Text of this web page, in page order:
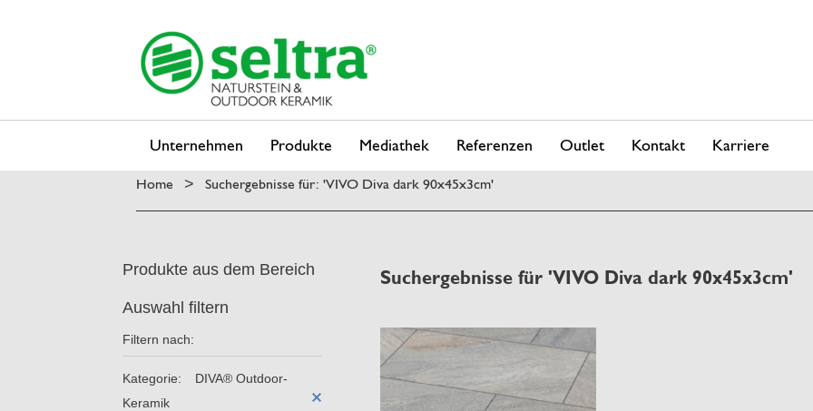
Unternehmen Produkte Mediathek Referenzen Outlet Kontakt Karriere
Home > Suchergebnisse für: 'VIVO Diva dark 90x45x3cm'
Produkte aus dem Bereich
Auswahl filtern
Filtern nach:
Kategorie:
DIVA® Outdoor-
Keramik
Suchergebnisse für 'VIVO Diva dark 90x45x3cm'